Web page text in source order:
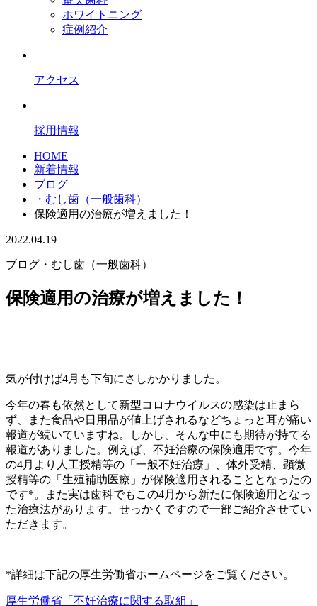
ホワイトニング
症例紹介
アクセス
採用情報
HOME
新着情報
ブログ
・むし歯（一般歯科）
保険適用の治療が増えました！
2022.04.19
ブログ ・むし歯（一般歯科）
保険適用の治療が増えました！
気が付けば4月も下旬にさしかかりました。
今年の春も依然として新型コロナウイルスの感染は止まら
ず、また食品や日用品が値上げされるなどちょっと耳が痛い
報道が続いていますね。しかし、そんな中にも期待が持てる
報道がありました。例えば、不妊治療の保険適用です。今年
の4月より人工授精等の「一般不妊治療」、体外受精、顕微
授精等の「生殖補助医療」が保険適用されることとなったの
です*。また実は歯科でもこの4月から新たに保険適用となっ
た治療法があります。せっかくですので一部ご紹介させてい
ただきます。
*詳細は下記の厚生労働省ホームページをご覧ください。
厚生労働省「不妊治療に関する取組」